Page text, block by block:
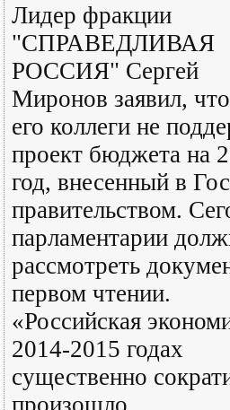
Лидер фракции
"СПРАВЕДЛИВАЯ
РОССИЯ" Сергей
Миронов заявил,
его коллеги не
проект бюджета на
год, внесенный в
правительством.
парламентарии
рассмотреть
первом чтении.
«Российская
2014-2015 годах
существенно
произошло